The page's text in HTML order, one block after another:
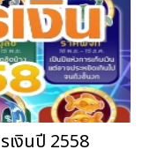
เงินปี 2558